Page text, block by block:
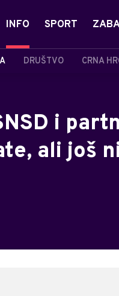
INFO
DRUŠTVO CRNA
SPORT
i
ali još